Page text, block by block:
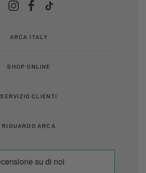
ARCA ITALY
SHOP ONLINE
SERVIZIO CLIENTI
RIGUARDO ARCA